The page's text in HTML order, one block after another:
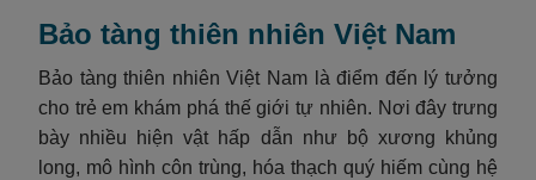
Bảo tàng thiên nhiên Việt Nam
Bảo tàng thiên nhiên Việt Nam là điểm đến lý tưởng
cho trẻ em khám phá thế giới tự nhiên. Nơi đây trưng
bày nhiều hiện vật hấp dẫn như bộ xương khủng
long, mô hình côn trùng, hóa thạch quý hiếm cùng hệ